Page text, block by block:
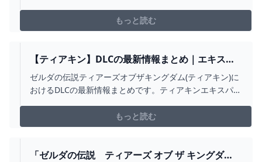
もっと読む
【ティアキン】DLCの最新情報まとめ｜エキスパ
ンションパス【ゼルダの伝説ティアーズオブザキ
ングダム】 - ゲームウィズ
ゼルダの伝説ティアーズオブザキングダム(ティアキン)に
おけるDLCの最新情報まとめです。ティアキンエキスパン
方は参考にして下さい。もっと読む
「ゼルダの伝説 ティアーズ オブ ザ キングダ